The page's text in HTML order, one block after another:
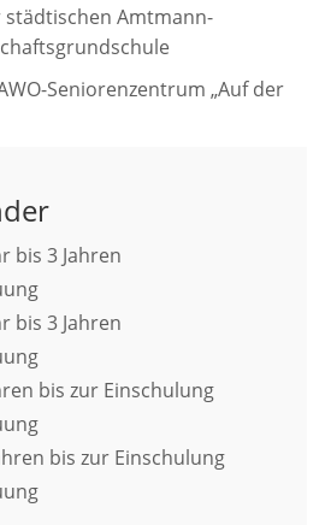
Amtmann-
Seniorenzentrum „Auf der
bis 3 Jahren
bis 3 Jahren
bis zur Einschulung
bis zur Einschulung